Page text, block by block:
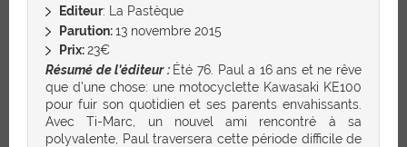
Editeur: La Pastèque
Parution:13 novembre 2015
Prix:23€
Résumé de l’éditeur : Été 76. Paul a 16 ans et ne rêve
que d’une chose: une motocyclette Kawasaki KE100
pour fuir son quotidien et ses parents envahissants.
Avec Ti-Marc, un nouvel ami rencontré à sa
polyvalente, Paul traversera cette période difficile de